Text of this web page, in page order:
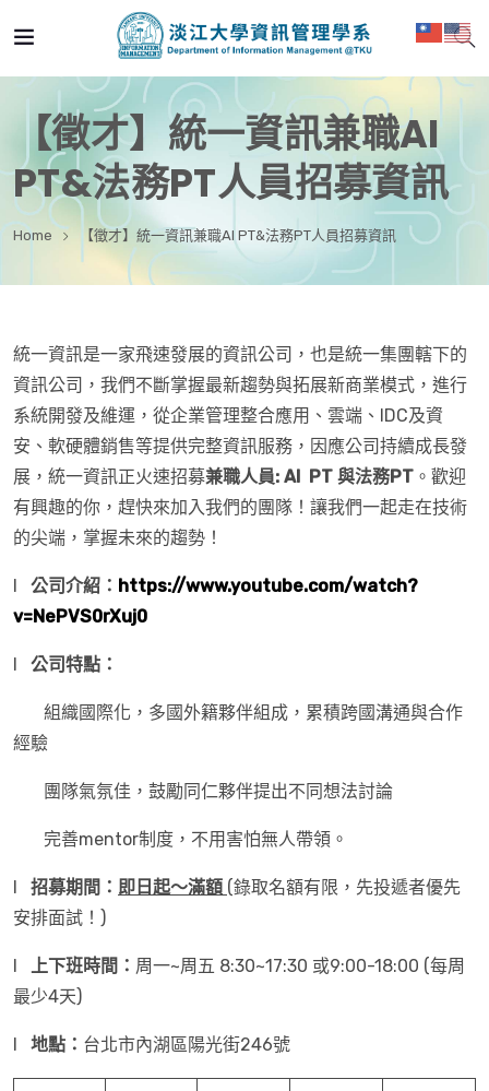
【徵才】統一資訊兼職AI
PT&法務PT人員招募資訊
Home 【徵才】統一資訊兼職AI PT&法務PT人員招募資訊
統一資訊是一家飛速發展的資訊公司，也是統一集團轄下的
資訊公司，我們不斷掌握最新趨勢與拓展新商業模式，進行
系統開發及維運，從企業管理整合應用、雲端、IDC及資
安、軟硬體銷售等提供完整資訊服務，因應公司持續成長發
展，統一資訊正火速招募兼職人員: AI PT 與法務PT 。歡迎
有興趣的你，趕快來加入我們的團隊！讓我們一起走在技術
的尖端，掌握未來的趨勢！
l 公司介紹： https://www.youtube.com/watch?
v=NePVS0rXuj0
l 公司特點：
組織國際化，多國外籍夥伴組成，累積跨國溝通與合作
經驗
團隊氣氛佳，鼓勵同仁夥伴提出不同想法討論
完善mentor制度，不用害怕無人帶領。
l 招募期間： 即日起～滿額 (錄取名額有限，先投遞者優先
安排面試！)
l 上下班時間： 周一~周五 8:30~17:30 或9:00-18:00 (每周
最少4天)
l 地點： 台北市內湖區陽光街246號